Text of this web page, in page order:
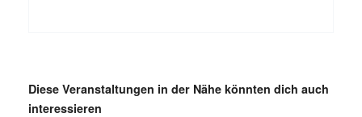
Diese Veranstaltungen in der Nähe könnten dich auch
interessieren